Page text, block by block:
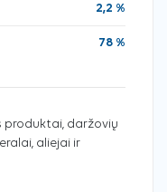
2,2 %
78 %
produktai, daržovių
aliejai ir